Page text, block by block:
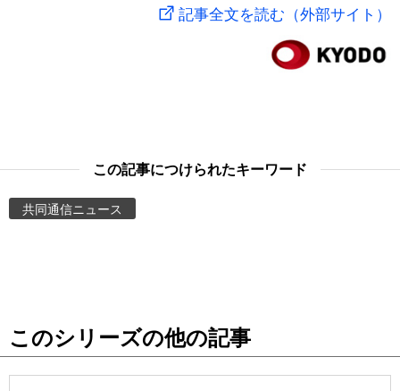
お知らせ
記事全文を読む（外部サイト）
この記事につけられたキーワード
共同通信ニュース
このシリーズの他の記事